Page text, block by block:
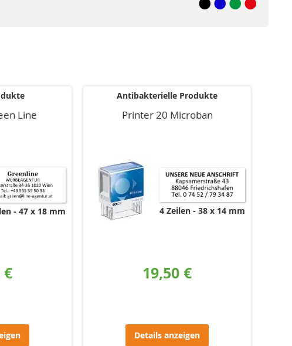
Line
47 x 18 mm
€
Antibakterielle Produkte
Printer 20 Microban
4 Zeilen 38 x 14 mm
19,50 €
Details anzeigen